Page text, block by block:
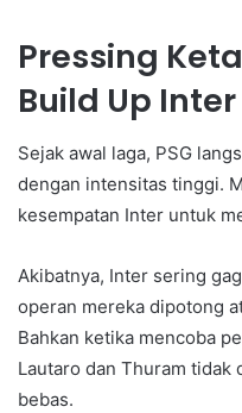
Pressing
Build Up Inter
Sejak awal laga, PSG
dengan intensitas tinggi.
kesempatan Inter untuk
Akibatnya, Inter sering
operan mereka dipotong
Bahkan ketika mencoba
Lautaro dan Thuram
bebas.